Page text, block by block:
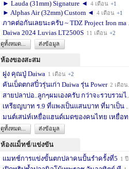
► Lauda (31mm) Signature ◄ 4 เดือน +1
► Alphas Air (32mm) Custom ◄ 4 เดือน +1
ภาคต่อกันเลยนะครับ ~ TDZ Project Iron ma
Daiwa 2024 Luvias LT2500S 11 เดือน +2
ดูทั้งหมด...
ส่งข้อมูล
ห้องของสะสม
ฝูง คุณปู่ Daiwa 1 เดือน +2
คันเบ็ดตกสปิ๋วรุ่นเก่า Daiwa รุ่น Power 2 เดือน
สายปลาบ่อ..ลูกๆผมเองครับ กว่าจะรวบรวมได้
เหรียญบาท ร.9 ที่แพงเป็นแสนบาท ที่มาเป็น
มนต์เสน่ห์เหยื่อแฮนด์เมดของคนไทย เหยื่อท
ดูทั้งหมด...
ส่งข้อมูล
ห้องแม็ทช์/แข่งขัน
แมทช์การแข่งขั้นตกปลาคนปั้นรำครั้งที่5 1 ปี